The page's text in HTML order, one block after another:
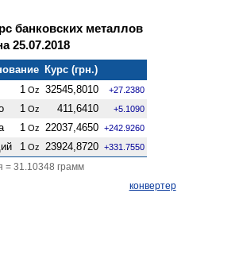
банковских металлов
25.07.2018
Курс (грн.)
1 Oz 32545,8010 +27.2380
1 Oz 411,6410 +5.1090
1 Oz 22037,4650 +242.9260
1 Oz 23924,8720 +331.7550
= 31.10348 грамм
конвертер